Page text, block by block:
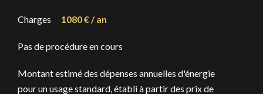
Charges 1080 € / an
Pas de procédure en cours
Montant estimé des dépenses annuelles d'énergie
pour un usage standard, établi à partir des prix de